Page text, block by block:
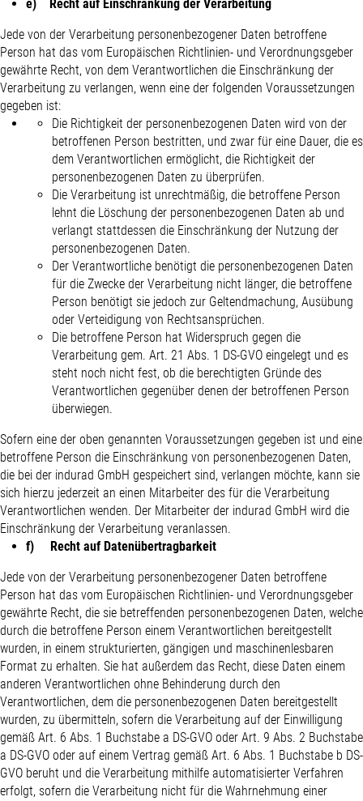
e) Recht auf Einschränkung der Verarbeitung
Jede von der Verarbeitung personenbezogener Daten betroffene
Person hat das vom Europäischen Richtlinien- und Verordnungsgeber
gewährte Recht, von dem Verantwortlichen die Einschränkung der
Verarbeitung zu verlangen, wenn eine der folgenden Voraussetzungen
gegeben ist:
Die Richtigkeit der personenbezogenen Daten wird von der
betroffenen Person bestritten, und zwar für eine Dauer, die es
dem Verantwortlichen ermöglicht, die Richtigkeit der
personenbezogenen Daten zu überprüfen.
Die Verarbeitung ist unrechtmäßig, die betroffene Person
lehnt die Löschung der personenbezogenen Daten ab und
verlangt stattdessen die Einschränkung der Nutzung der
personenbezogenen Daten.
Der Verantwortliche benötigt die personenbezogenen Daten
für die Zwecke der Verarbeitung nicht länger, die betroffene
Person benötigt sie jedoch zur Geltendmachung, Ausübung
oder Verteidigung von Rechtsansprüchen.
Die betroffene Person hat Widerspruch gegen die
Verarbeitung gem. Art. 21 Abs. 1 DS-GVO eingelegt und es
steht noch nicht fest, ob die berechtigten Gründe des
Verantwortlichen gegenüber denen der betroffenen Person
überwiegen.
Sofern eine der oben genannten Voraussetzungen gegeben ist und eine
betroffene Person die Einschränkung von personenbezogenen Daten,
die bei der indurad GmbH gespeichert sind, verlangen möchte, kann sie
sich hierzu jederzeit an einen Mitarbeiter des für die Verarbeitung
Verantwortlichen wenden. Der Mitarbeiter der indurad GmbH wird die
Einschränkung der Verarbeitung veranlassen.
f) Recht auf Datenübertragbarkeit
Jede von der Verarbeitung personenbezogener Daten betroffene
Person hat das vom Europäischen Richtlinien- und Verordnungsgeber
gewährte Recht, die sie betreffenden personenbezogenen Daten, welche
durch die betroffene Person einem Verantwortlichen bereitgestellt
wurden, in einem strukturierten, gängigen und maschinenlesbaren
Format zu erhalten. Sie hat außerdem das Recht, diese Daten einem
anderen Verantwortlichen ohne Behinderung durch den
Verantwortlichen, dem die personenbezogenen Daten bereitgestellt
wurden, zu übermitteln, sofern die Verarbeitung auf der Einwilligung
gemäß Art. 6 Abs. 1 Buchstabe a DS-GVO oder Art. 9 Abs. 2 Buchstabe
a DS-GVO oder auf einem Vertrag gemäß Art. 6 Abs. 1 Buchstabe b DS-
GVO beruht und die Verarbeitung mithilfe automatisierter Verfahren
erfolgt, sofern die Verarbeitung nicht für die Wahrnehmung einer